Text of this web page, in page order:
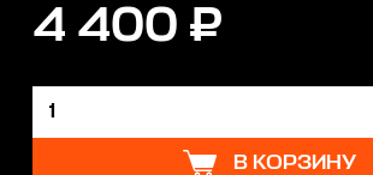
4 400 ₽
В КОРЗИНУ